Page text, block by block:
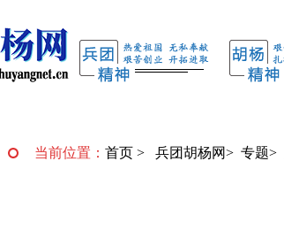
当前位置： 首页 > 兵团胡杨网> 专题>